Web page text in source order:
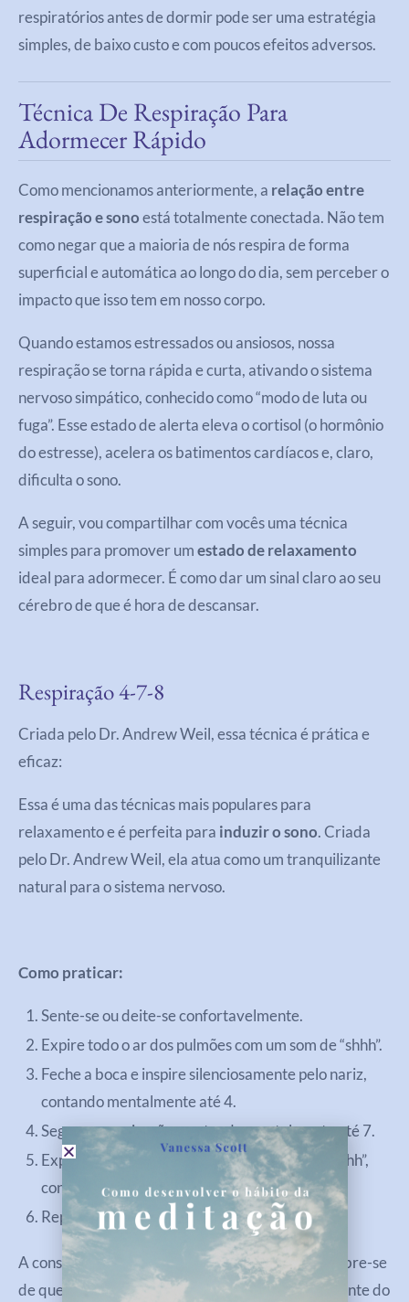
respiratórios antes de dormir pode ser uma estratégia
simples, de baixo custo e com poucos efeitos adversos.
Técnica De Respiração Para
Adormecer Rápido
Como mencionamos anteriormente, a relação entre
respiração e sonoestá totalmente conectada. Não tem
como negar que a maioria de nós respira de forma
superficial e automática ao longo do dia, sem perceber o
impacto que isso tem em nosso corpo.
Quando estamos estressados ou ansiosos, nossa
respiração se torna rápida e curta, ativando o sistema
nervoso simpático, conhecido como “modo de luta ou
fuga”. Esse estado de alerta eleva o cortisol (o hormônio
do estresse), acelera os batimentos cardíacos e, claro,
dificulta o sono.
A seguir, vou compartilhar com vocês uma técnica
simples para promover umestado de relaxamento
ideal para adormecer. É como dar um sinal claro ao seu
cérebro de que é hora de descansar.
Respiração 4-7-8
Criada pelo Dr. Andrew Weil, essa técnica é prática e
eficaz:
Essa é uma das técnicas mais populares para
relaxamento e é perfeita para induzir o sono. Criada
pelo Dr. Andrew Weil, ela atua como um tranquilizante
natural para o sistema nervoso.
Como praticar:
Sente-se ou deite-se confortavelmente.
Expire todo o ar dos pulmões com um som de “shhh”.
Feche a boca e inspire silenciosamente pelo nariz,
contando mentalmente até 4.
Segure a respiração, contando mentalmente até 7.
Expire lentamente pela boca com o som de “shhh”,
contando até 8.
Repita esse ciclo de 3 a 4 vezes.
A consistência é a chave. Em outras palavras, lembre-se
de que praticar, a proporção 4-7-8 é mais importante do